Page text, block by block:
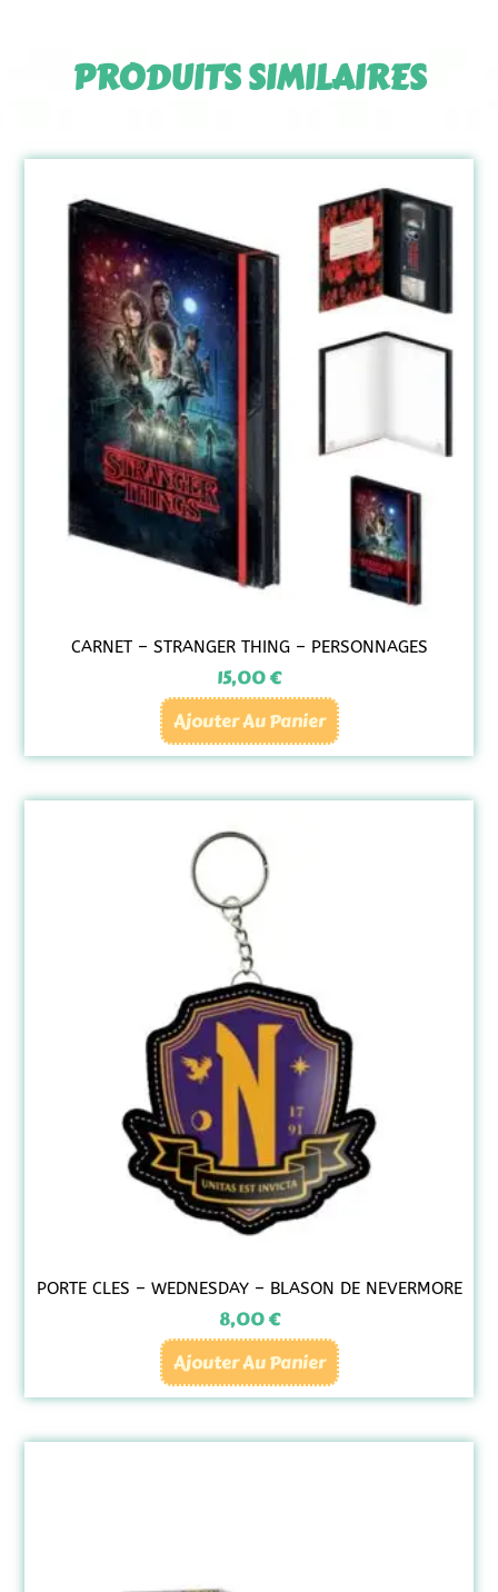
PRODUITS SIMILAIRES
CARNET – STRANGER THING – PERSONNAGES
15,00€
Ajouter Au Panier
PORTE CLES – WEDNESDAY – BLASON DE NEVERMORE
8,00€
Ajouter Au Panier